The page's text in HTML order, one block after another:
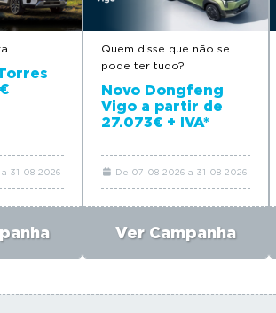
31-08-2026
Quem disse que não se
pode ter tudo?
Novo Dongfeng
Vigo a partir de
27.073€ + IVA*
De 07-08-2026 a 31-08-2026
Ver Campanha